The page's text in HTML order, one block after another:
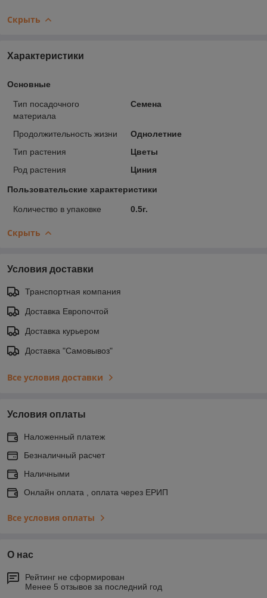
Скрыть
Характеристики
Основные
Тип посадочного
материала
Семена
Продолжительность жизни
Однолетние
Тип растения
Цветы
Род растения
Циния
Пользовательские характеристики
Количество в упаковке 0.5г.
Скрыть
Условия доставки
Транспортная компания
Доставка Европочтой
Доставка курьером
Доставка "Самовывоз"
Все условия доставки
Условия оплаты
Наложенный платеж
Безналичный расчет
Наличными
Онлайн оплата , оплата через ЕРИП
Все условия оплаты
О нас
Рейтинг не сформирован
Менее 5 отзывов за последний год